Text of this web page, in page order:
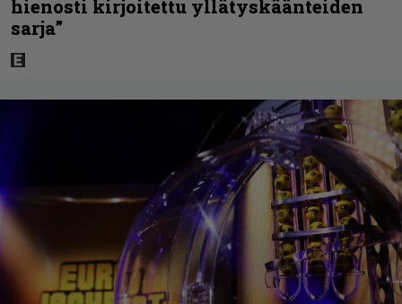
hienosti kirjoitettu yllätyskäänteiden
sarja”